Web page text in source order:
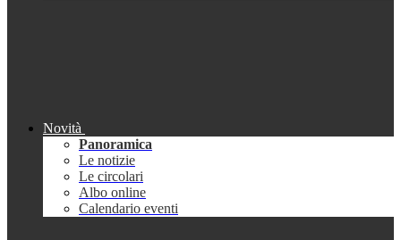
Novità
Panoramica
Le notizie
Le circolari
Albo online
Calendario eventi